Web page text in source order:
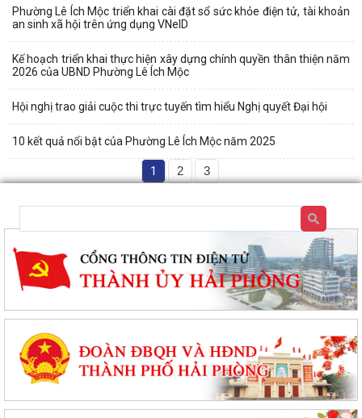
Phường Lê Ích Mộc triển khai cài đặt sổ sức khỏe điện tử, tài khoản
an sinh xã hội trên ứng dụng VNeID
Kế hoạch triển khai thực hiện xây dựng chính quyền thân thiện năm
2026 của UBND Phường Lê Ích Mộc
Hội nghị trao giải cuộc thi trực tuyến tìm hiểu Nghị quyết Đại hội
10 kết quả nổi bật của Phường Lê Ích Mộc năm 2025
1 2 3